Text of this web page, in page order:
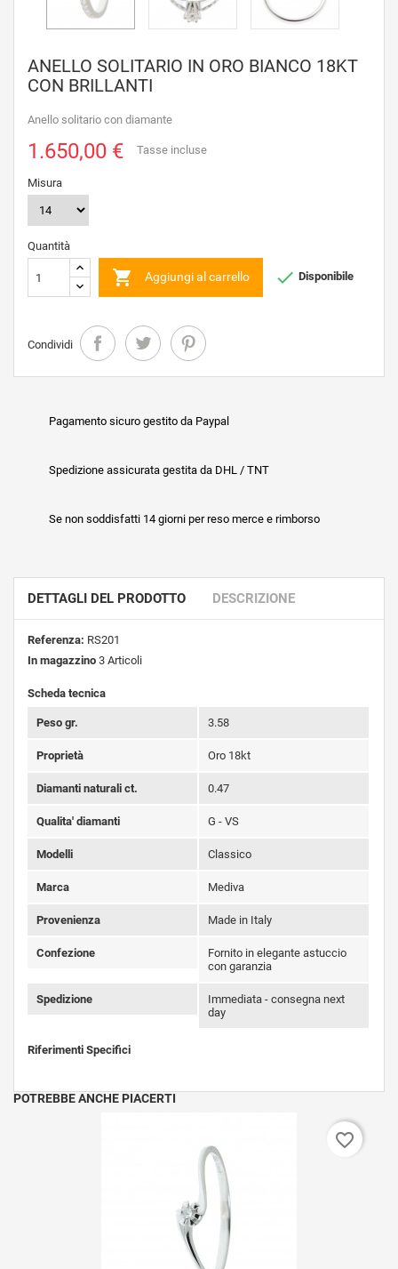
ANELLO SOLITARIO IN ORO BIANCO 18KT
CON BRILLANTI
Anello solitario con diamante
1.650,00 € Tasse incluse
Misura
Quantità
 Aggiungi al carrello  Disponibile
Condividi
Pagamento sicuro gestito da Paypal
Spedizione assicurata gestita da DHL / TNT
Se non soddisfatti 14 giorni per reso merce e rimborso
DETTAGLI DEL PRODOTTO DESCRIZIONE
Referenza: RS201
In magazzino 3 Articoli
Scheda tecnica
Peso gr. 3.58
Proprietà Oro 18kt
Diamanti naturali ct. 0.47
Qualita' diamanti G - VS
Modelli Classico
Marca Mediva
Provenienza Made in Italy
Confezione
Fornito in elegante astuccio
con garanzia
Spedizione
Immediata - consegna next
day
Riferimenti Specifici
POTREBBE ANCHE PIACERTI
favorite_border